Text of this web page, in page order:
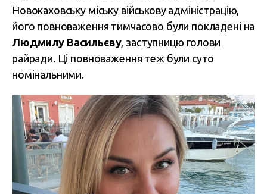
Новокаховську міську військову адміністрацію,
його повноваження тимчасово були покладені на
Людмилу Васильєву, заступницю голови
райради. Ці повноваження теж були суто
номінальними.